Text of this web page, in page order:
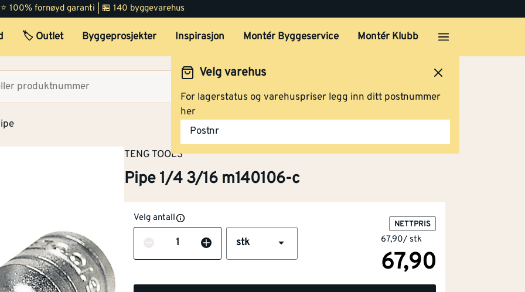
100% fornøyd garanti | 🏪 140 byggevarehus
🏷️ Outlet Byggeprosjekter Inspirasjon Montér Byggeservice Montér Klubb
Velg varehus
For lagerstatus og varehuspriser legg inn ditt postnummer
her
Postnr
TENG TOOLS
Pipe 1/4 3/16 m140106-c
Velg antall
Antall stk
NETTPRIS
67,90/ stk
67,90